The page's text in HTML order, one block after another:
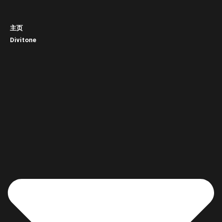
主页
Divitone